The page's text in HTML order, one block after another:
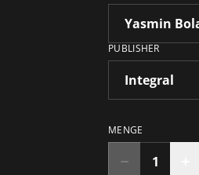
PUBLISHER
MENGE